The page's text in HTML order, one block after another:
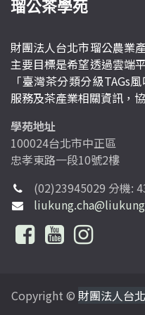
瑠公茶學苑
財團法人台北市瑠公農業
主要目標是希望透過雲端
「臺灣茶分類分級TAGs
服務及茶產業相關資訊，
學苑地址
100024台北市中正區
忠孝東路一段10號2樓
(02)23945029 分機:
Copyright © 財團法人台